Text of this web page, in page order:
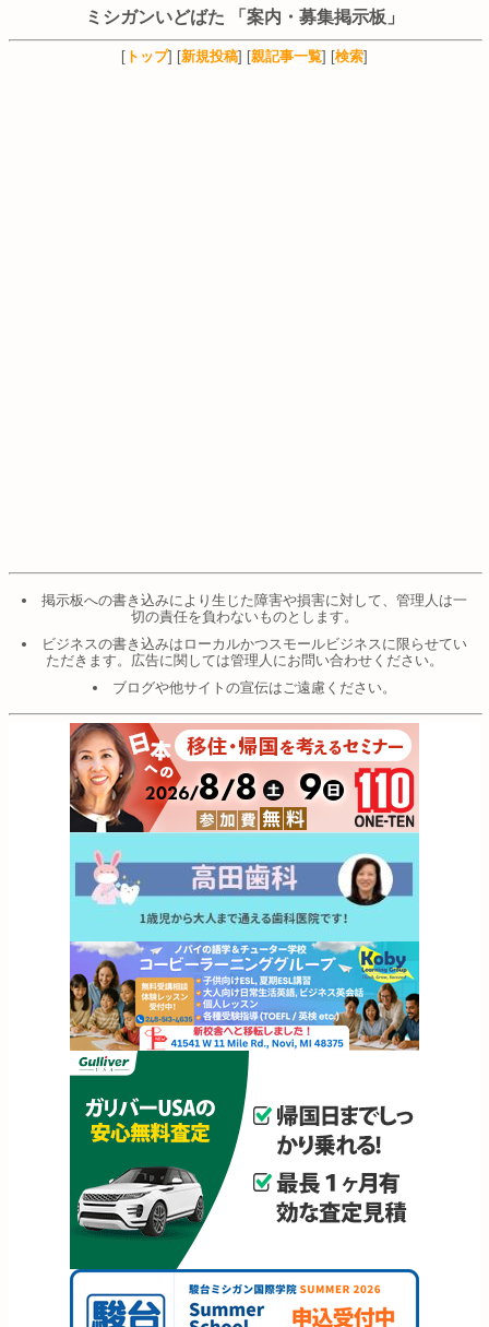
ミシガンいどばた 「案内・募集掲示板」
[ トップ] [新規投稿] [親記事一覧] [検索]
掲示板への書き込みにより生じた障害や損害に対して、管理人は一
切の責任を負わないものとします。
ビジネスの書き込みはローカルかつスモールビジネスに限らせてい
ただきます。広告に関しては管理人にお問い合わせください。
ブログや他サイトの宣伝はご遠慮ください。